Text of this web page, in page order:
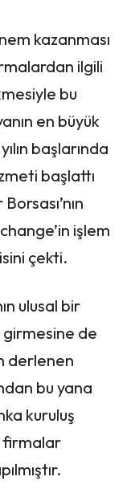
kazanması
ilgili
bu
en büyük
başlarında
başlattı
işlem
çekti.
ulusal bir
girmesine de
derlenen
bu yana
kuruluş
firmalar